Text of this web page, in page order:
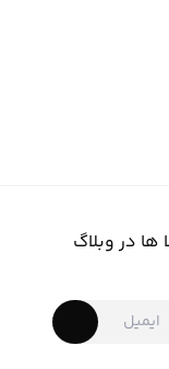
ها در وبلاگ